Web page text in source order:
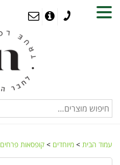
עמוד הבית > מיוחדים > קופסאות פרחים